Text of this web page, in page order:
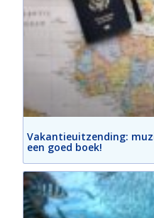
Vakantieuitzending:
een goed boek!